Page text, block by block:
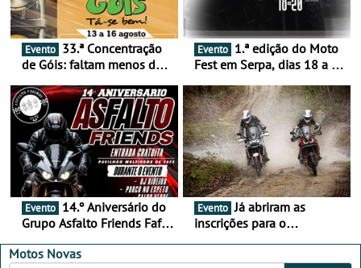
Evento
de Góis: faltam menos de
16 de agosto
Evento
Fest em Serpa, dias 18 a 20
duas rodas invade o Baixo
Alentejo
Evento
Grupo Asfalto Friends Fafe,
2026
Evento Já abriram as
inscrições para o
Motos Novas